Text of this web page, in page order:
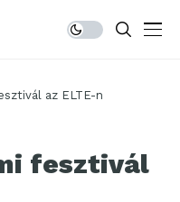
az ELTE-n
fesztivál